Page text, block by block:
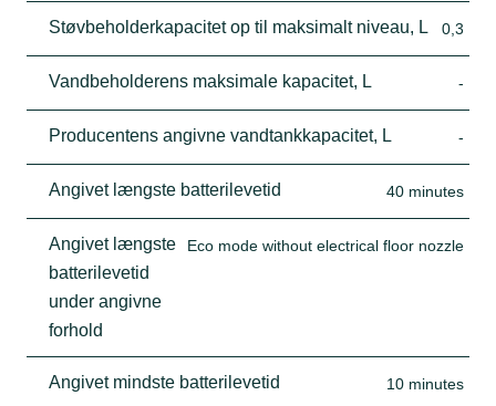
Støvbeholderkapacitet op til maksimalt niveau, L 0,3
Vandbeholderens maksimale kapacitet, L -
Producentens angivne vandtankkapacitet, L -
Angivet længste batterilevetid 40 minutes
Angivet længste
batterilevetid
under angivne
forhold
Eco mode without electrical floor nozzle
Angivet mindste batterilevetid 10 minutes